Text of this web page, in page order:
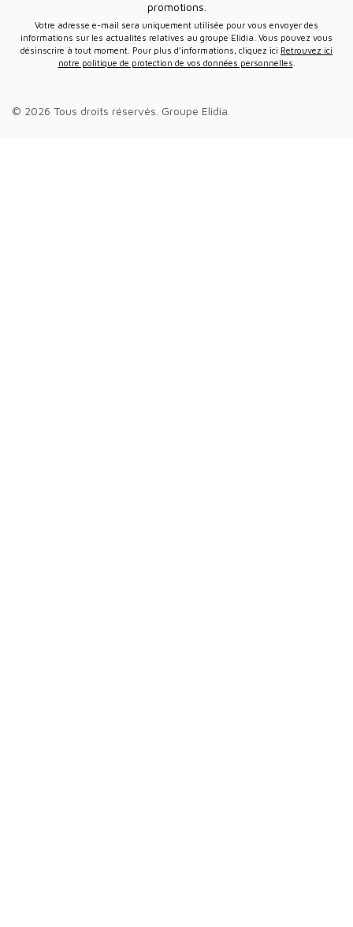
promotions.
Votre adresse e-mail sera uniquement utilisée pour vous envoyer des
informations sur les actualités relatives au groupe Elidia. Vous pouvez vous
désinscrire à tout moment. Pour plus d’informations, cliquez ici Retrouvez ici
notre politique de protection de vos données personnelles
© 2026 Tous droits réservés. Groupe Elidia